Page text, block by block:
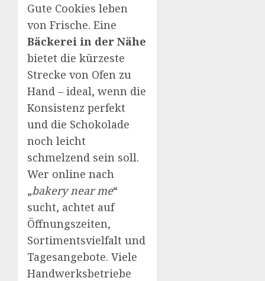
Gute Cookies leben
von Frische. Eine
Bäckerei in der Nähe
bietet die kürzeste
Strecke von Ofen zu
Hand – ideal, wenn die
Konsistenz perfekt
und die Schokolade
noch leicht
schmelzend sein soll.
Wer online nach
„bakery near me“
sucht, achtet auf
Öffnungszeiten,
Sortimentsvielfalt und
Tagesangebote. Viele
Handwerksbetriebe